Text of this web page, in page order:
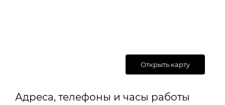
Открыть карту
Адреса, телефоны и часы работы